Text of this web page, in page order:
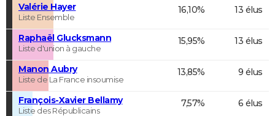
Valérie Hayer
Liste Ensemble
16,10% 13 élus
Raphaël Glucksmann
Liste d'union à gauche
15,95% 13 élus
Manon Aubry
Liste de La France insoumise
13,85% 9 élus
François-Xavier Bellamy
Liste des Républicains
7,57% 6 élus